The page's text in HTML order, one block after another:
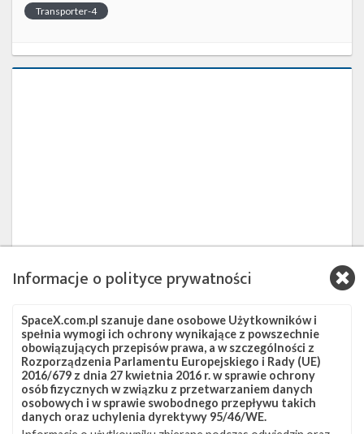
Transporter-4
Informacje o polityce prywatności
SpaceX.com.pl szanuje dane osobowe Użytkowników i
spełnia wymogi ich ochrony wynikające z powszechnie
obowiązujących przepisów prawa, a w szczególności z
Rozporządzenia Parlamentu Europejskiego i Rady (UE)
2016/679 z dnia 27 kwietnia 2016 r. w sprawie ochrony
osób fizycznych w związku z przetwarzaniem danych
osobowych i w sprawie swobodnego przepływu takich
danych oraz uchylenia dyrektywy 95/46/WE.